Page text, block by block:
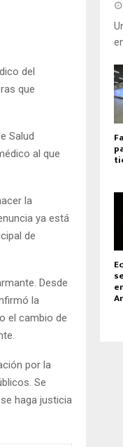
del
que
Salud
al que
la
ya está
de
Desde
la
el cambio de
por la
Se
haga justicia